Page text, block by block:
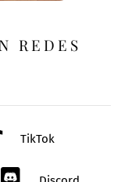
REDES
TikTok